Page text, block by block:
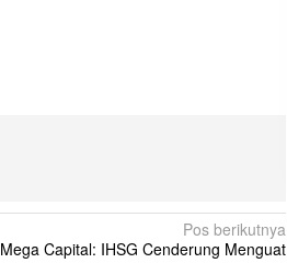
Pos berikutnya
Mega Capital: IHSG Cenderung Menguat